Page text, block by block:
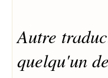
Autre
quelqu'un